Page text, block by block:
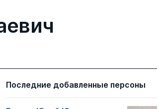
Последние добавленные персоны